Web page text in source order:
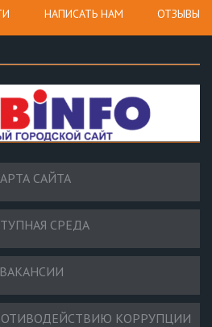
НАПИСАТЬ НАМ ОТЗЫВЫ
САЙТА
СРЕДА
ВАКАНСИИ
КОРРУПЦИИ